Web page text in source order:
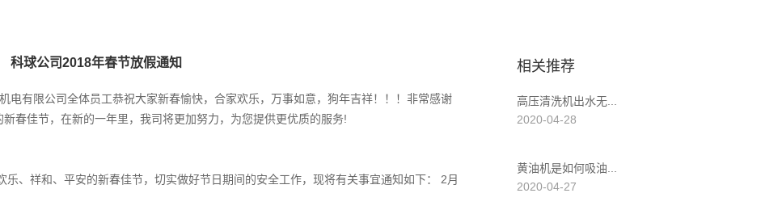
科球公司2018年春节放假通知
电有限公司全体员工恭祝大家新春愉快，合家欢乐，万事如意，狗年吉祥！！！非常感谢
春佳节，在新的一年里，我司将更加努力，为您提供更优质的服务!
祥和、平安的新春佳节，切实做好节日期间的安全工作，现将有关事宜通知如下： 2月
相关推荐
高压清洗机出水无...
2020-04-28
黄油机是如何吸油...
2020-04-27